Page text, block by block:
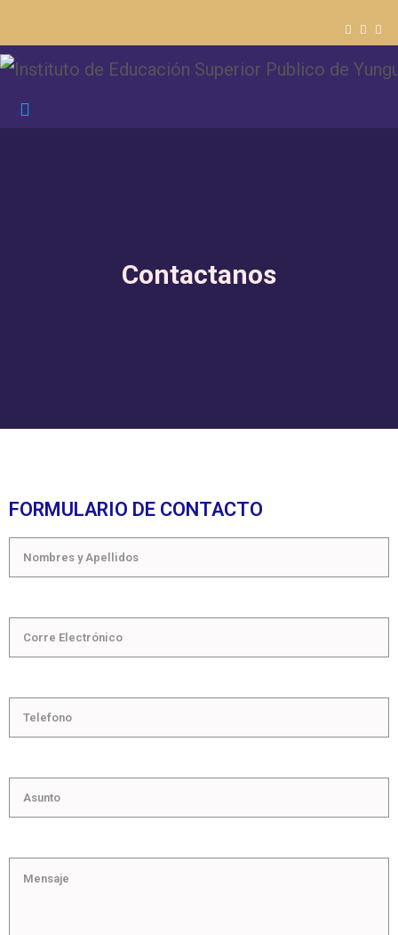
Contactanos
FORMULARIO DE CONTACTO